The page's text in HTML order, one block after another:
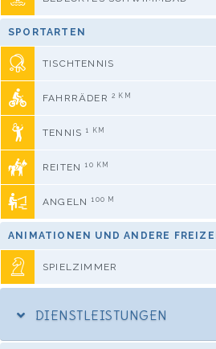
SPORTARTEN
TISCHTENNIS
FAHRRÄDER 2 KM
TENNIS 1 KM
REITEN 10 KM
ANGELN 100 M
ANIMATIONEN UND ANDERE
SPIELZIMMER
DIENSTLEISTUNGEN